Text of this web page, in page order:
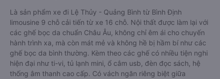
Là sản phẩm xe đi Lệ Thủy - Quảng Bình từ Bình Định
limousine 9 chỗ cải tiến từ xe 16 chỗ. Nội thất được làm lại với
các ghế bọc da chuẩn Châu Âu, không chỉ êm ái cho chuyến
hành trình xa, mà còn mát mẻ và không hề bị hầm bí như các
ghế bọc da bình thường. Kèm theo các ghế có nhiều tiện nghi
hiện đại như ti-vi, tủ lạnh mini, ổ cắm usb, đèn đọc sách, hệ
thống âm thanh cao cấp. Có vách ngăn riêng biệt giữa